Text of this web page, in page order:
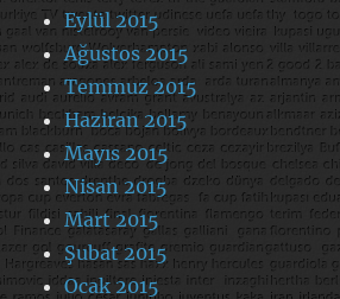
Eylül 2015
Ağustos 2015
Temmuz 2015
Haziran 2015
Mayıs 2015
Nisan 2015
Mart 2015
Şubat 2015
Ocak 2015